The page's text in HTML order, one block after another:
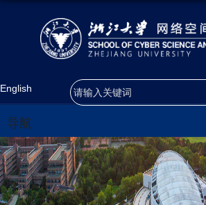
English
导航